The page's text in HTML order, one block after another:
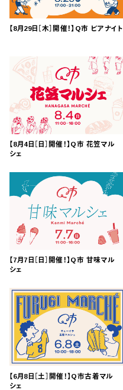
【8月29日［木］開催！】Q市 ビアナイト
【8月4日［日］開催！】Q市 花笠マル
シェ
【7月7日［日］開催！】Q市 甘味マル
シェ
【6月8日［土］開催！】Q市古着マル
シェ